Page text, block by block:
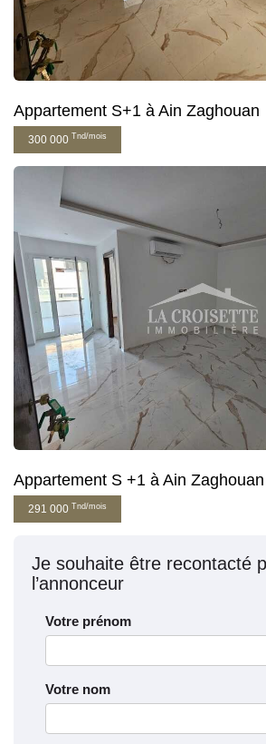
Appartement S+1 à Ain Zaghouan
300 000 Tnd/mois
Appartement S +1 à Ain Zaghouan
291 000 Tnd/mois
Je souhaite être recontacté
l’annonceur
Votre prénom
Votre nom